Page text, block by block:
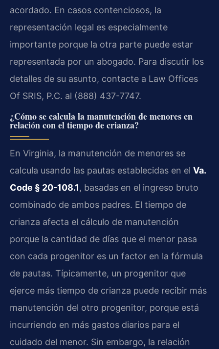
acordado. En casos contenciosos, la
representación legal es especialmente
importante porque la otra parte puede estar
representada por un abogado. Para discutir los
detalles de su asunto, contacte a Law Offices
Of SRIS, P.C. al (888) 437-7747.
¿Cómo se calcula la manutención de menores en
relación con el tiempo de crianza?
En Virginia, la manutención de menores se
calcula usando las pautas establecidas en el Va.
Code § 20-108.1, basadas en el ingreso bruto
combinado de ambos padres. El tiempo de
crianza afecta el cálculo de manutención
porque la cantidad de días que el menor pasa
con cada progenitor es un factor en la fórmula
de pautas. Típicamente, un progenitor que
ejerce más tiempo de crianza puede recibir más
manutención del otro progenitor, porque está
incurriendo en más gastos diarios para el
cuidado del menor. Sin embargo, la relación